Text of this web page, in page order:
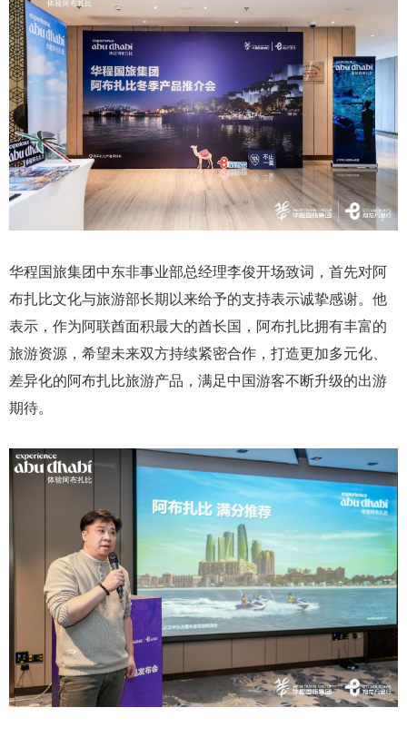
华程国旅集团中东非事业部总经理李俊开场致词，首先对阿
布扎比文化与旅游部长期以来给予的支持表示诚挚感谢。他
表示，作为阿联酋面积最大的酋长国，阿布扎比拥有丰富的
旅游资源，希望未来双方持续紧密合作，打造更加多元化、
差异化的阿布扎比旅游产品，满足中国游客不断升级的出游
期待。